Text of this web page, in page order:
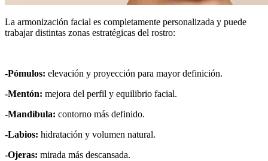
La armonización facial es completamente personalizada y puede
trabajar distintas zonas estratégicas del rostro:
-Pómulos: elevación y proyección para mayor definición.
-Mentón: mejora del perfil y equilibrio facial.
-Mandíbula: contorno más definido.
-Labios: hidratación y volumen natural.
-Ojeras: mirada más descansada.